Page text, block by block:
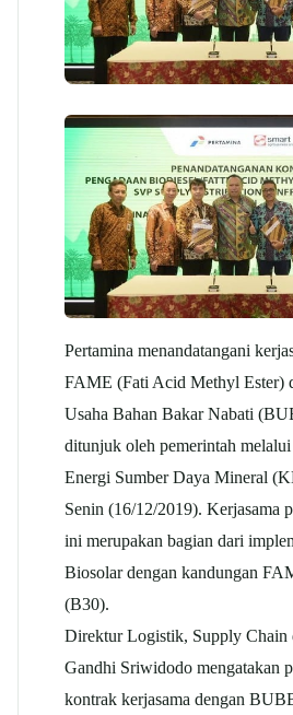
Pertamina menandatangani
FAME (Fati Acid Methyl Ester)
Usaha Bahan Bakar Nabati
ditunjuk oleh pemerintah
Energi Sumber Daya Mineral
Senin (16/12/2019). Kerjasama
ini merupakan bagian dari
Biosolar dengan kandungan
(B30).
Direktur Logistik, Supply Chain
Gandhi Sriwidodo mengatakan
kontrak kerjasama dengan